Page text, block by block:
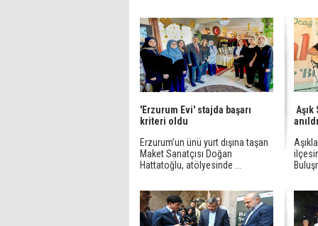
'Erzurum Evi' stajda başarı
kriteri oldu
Erzurum’un ünü yurt dışına taşan
Maket Sanatçısı Doğan
Hattatoğlu, atölyesinde ...
anıldı